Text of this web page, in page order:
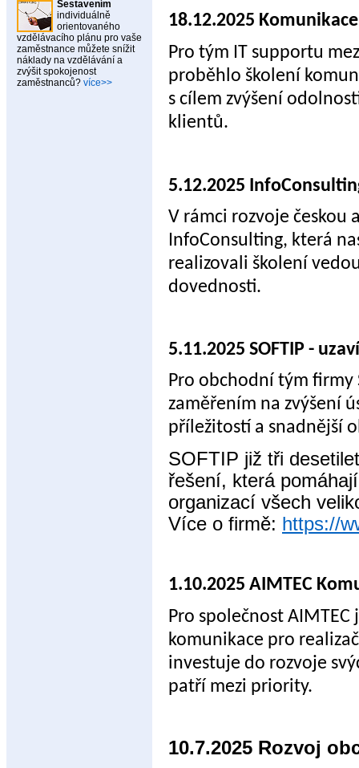
Sestavením
individuálně
orientovaného
vzdělávacího plánu pro vaše
zaměstnance můžete snížit
náklady na vzdělávání a
zvýšit spokojenost
zaměstnanců? více>>
18.12.2025
Pro tým IT supportu
proběhlo školení
s cílem zvýšení
klientů.
5.12.2025
V rámci rozvoje českou
InfoConsulting, která
realizovali školení
dovednosti.
5.11.2025 SOFTIP -
Pro obchodní tým firmy
zaměřením na zvýšení
příležitostí a snadnější
SOFTIP již tři
řešení, která
organizací všech
Více o firmě: https://
1.10.2025 AIMTEC
Pro společnost
komunikace pro
investuje do rozvoje
patří mezi priority.
10.7.2025 Rozvoj